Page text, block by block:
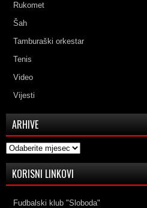
Rukomet
Šah
Tamburaški orkestar
Tenis
Video
Vijesti
ARHIVE
Arhive
KORISNI LINKOVI
Fudbalski klub "Sloboda"